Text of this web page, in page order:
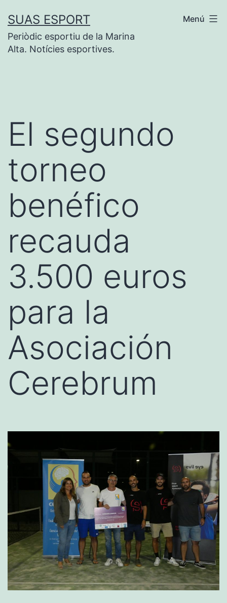
contenido
SUAS ESPORT
Periòdic esportiu de la Marina
Alta. Notícies esportives.
Menú
El segundo
torneo
benéfico
recauda
3.500 euros
para la
Asociación
Cerebrum